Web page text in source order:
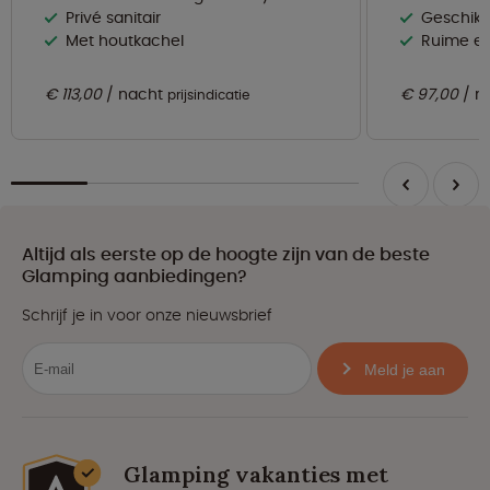
Privé sanitair
Met houtkachel
€ 113,00 nacht prijsindicatie
Ruime
€ 97,00
Altijd als eerste op de hoogte zijn van de beste
Glamping aanbiedingen?
Schrijf je in voor onze nieuwsbrief
Meld je aan
Glamping vakanties met